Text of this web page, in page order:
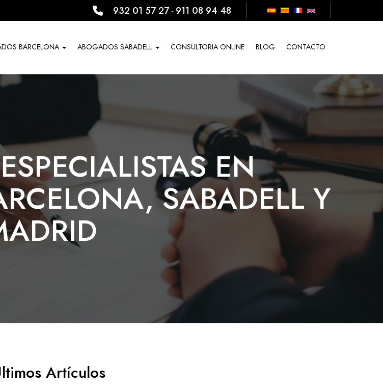
932 01 57 27- 911 08 94 48
BARCELONA ABOGADOS SABADELL CONSULTORIA ONLINE BLOG CONTACTO
EN
SABADELL Y
Artículos